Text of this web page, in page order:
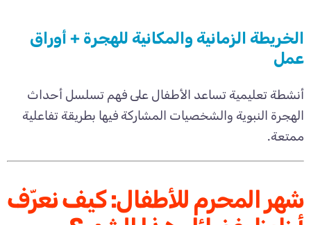
الخريطة الزمانية والمكانية للهجرة + أوراق
عمل
أنشطة تعليمية تساعد الأطفال على فهم تسلسل أحداث
الهجرة النبوية والشخصيات المشاركة فيها بطريقة تفاعلية
ممتعة.
شهر المحرم للأطفال: كيف نعرّف